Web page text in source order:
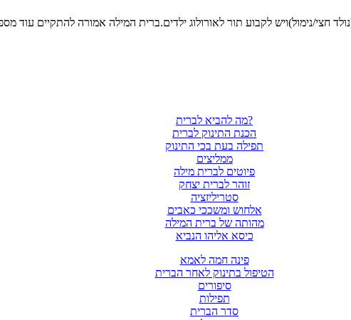
מה להביא לברית?
הכנת התינוק לברית
תפילה בעת בכי התינוק
ממליצים
פיוטים לברית מילה
זוהר לברית יצחק
סטריליזציה
אלחוש ומשככי כאבים
מהותה של ברית המילה
כיסא אליהו הנביא
פינה חמה לאמא
הטיפול בתינוק לאחר הברית
סיפורים
תפילות
סדר הברית